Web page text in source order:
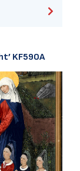
KF590A